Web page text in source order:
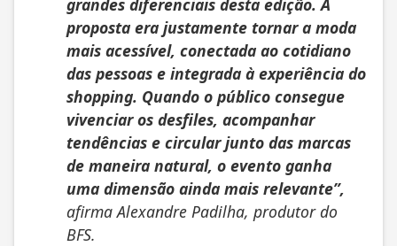
grandes diferenciais desta edição. A
proposta era justamente tornar a moda
mais acessível, conectada ao cotidiano
das pessoas e integrada à experiência do
shopping. Quando o público consegue
vivenciar os desfiles, acompanhar
tendências e circular junto das marcas
de maneira natural, o evento ganha
uma dimensão ainda mais relevante”,
afirma Alexandre Padilha, produtor do
BFS.